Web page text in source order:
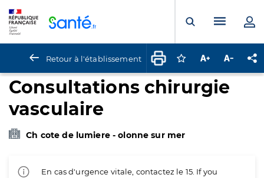
Ouvrir laMenu
Retour à l'établissement Connectez-vous
Augmenter la
Consultations chirurgie
vasculaire
Ch cote de lumiere - olonne sur mer
En cas d'urgence vitale, contactez le 15. If you